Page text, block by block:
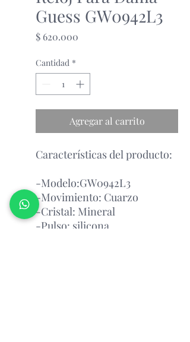
Guess GW0942L3
$ 620.000
Cantidad *
Agregar al carrito
Características del producto:
-Modelo:GW0942L3
-Movimiento: Cuarzo
-Cristal: Mineral
-Pulso: silicona